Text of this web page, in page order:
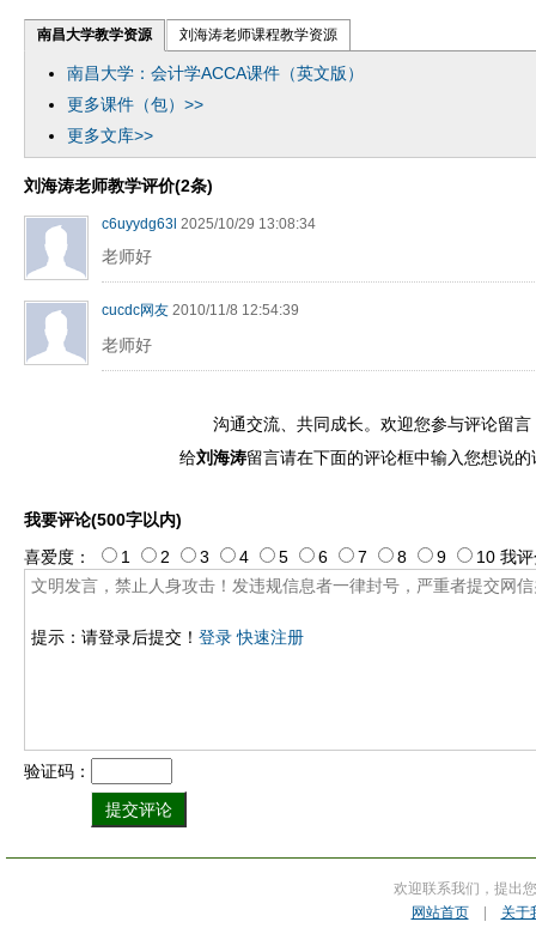
南昌大学教学资源 刘海涛老师课程教学资源
南昌大学：会计学ACCA课件（英文版）
更多课件（包）>>
更多文库>>
刘海涛老师教学评价(2条)
c6uyydg63l 2025/10/29 13:08:34
老师好
cucdc网友 2010/11/8 12:54:39
老师好
沟通交流、共同成长。欢迎您参与评论留言
给刘海涛留言请在下面的评论框中输入您想说的
我要评论(500字以内)
提示：请登录后提交！ 登录 快速注册
喜爱度： 1 2 3 4 5 6 7 8 9 10 我评
验证码：
欢迎联系我们，提出
网站首页| 关于